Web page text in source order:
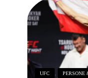
UFC PERSONE